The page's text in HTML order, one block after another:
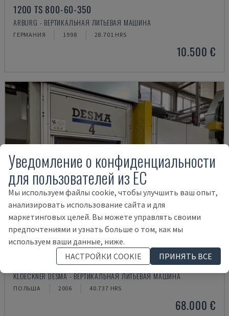
1200 TS 800-60-350
ARBURG - ВЕРТИКАЛЬНАЯ ЛИТЬЕВАЯ МАШИНА
ГЕРМАНИЯ 1998 28.701 HRS
10.500 €
KLOECKNER DESMA - ВЕРТИКАЛЬНАЯ ЛИТЬЕВАЯ МАШИНА
ПОЛЬША 2006 40.737 HRS
68.000 €
Уведомление о конфиденциальности
для пользователей из ЕС
Мы используем файлы cookie, чтобы улучшить ваш опыт,
анализировать использование сайта и для
маркетинговых целей. Вы можете управлять своими
предпочтениями и узнать больше о том, как мы
используем ваши данные, ниже.
НАСТРОЙКИ COOKIE
ПРИНЯТЬ ВСЕ